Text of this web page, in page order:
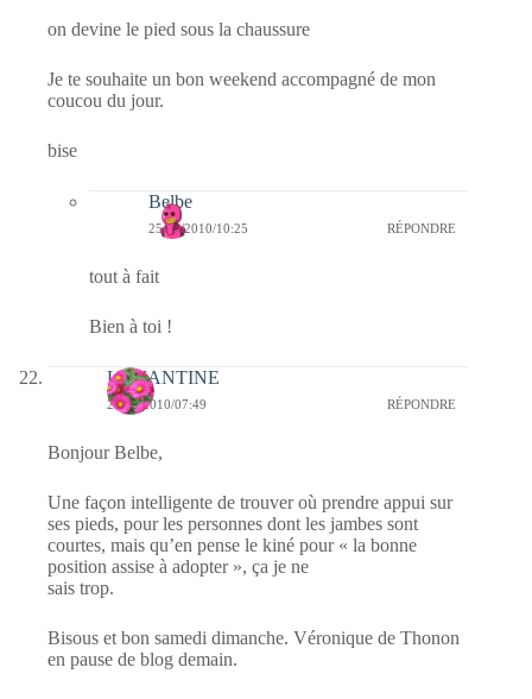
on devine le pied sous la chaussure
Je te souhaite un bon weekend accompagné de mon
coucou du jour.
bise
Belbe
25/09/2010/10:25 RÉPONDRE
tout à fait
Bien à toi !
LEMANTINE
25/09/2010/07:49 RÉPONDRE
Bonjour Belbe,
Une façon intelligente de trouver où prendre appui sur
ses pieds, pour les personnes dont les jambes sont
courtes, mais qu’en pense le kiné pour « la bonne
position assise à adopter », ça je ne
sais trop.
Bisous et bon samedi dimanche. Véronique de Thonon
en pause de blog demain.